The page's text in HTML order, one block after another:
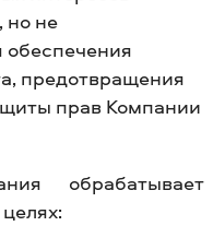
но не
обеспечения
предотвращения
прав Компании
обрабатывает